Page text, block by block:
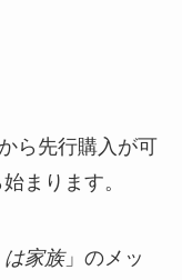
ら先行購入が可
まります。
家族」のメッ